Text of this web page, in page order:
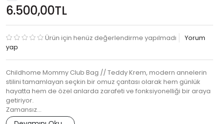
6.500,00TL
Ürün için henüz değerlendirme yapılmadı
Yorum
yap
Childhome Mommy Club Bag // Teddy Krem, modern annelerin
stilini tamamlayan seçkin bir omuz çantası olarak hem günlük
hayatta hem de özel anlarda zarafeti ve fonksiyonelliği bir araya
getiriyor.
Zamansız…